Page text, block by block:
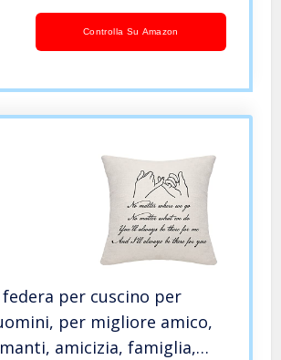
Controlla Su Amazon
federa per cuscino per
per migliore amico,
amicizia, famiglia,